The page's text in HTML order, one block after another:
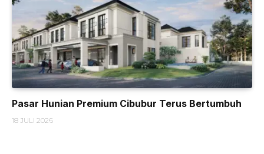
Pasar Hunian Premium Cibubur Terus Bertumbuh
18 JULI 2026